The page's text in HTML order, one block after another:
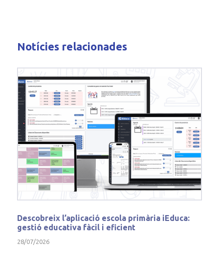
Notícies relacionades
Descobreix l’aplicació escola primària iEduca:
gestió educativa fàcil i eficient
28/07/2026